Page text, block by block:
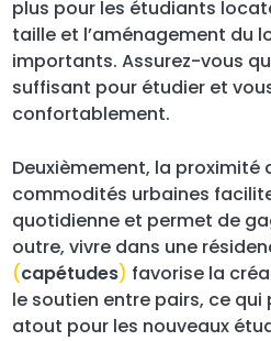
plus pour les étudiants
taille et l’aménagement du
importants. Assurez-vous
suffisant pour étudier et
confortablement.
Deuxièmement, la proximité
commodités urbaines
quotidienne et permet de
outre, vivre dans une
(capétudes) favorise la
le soutien entre pairs, ce
atout pour les nouveaux